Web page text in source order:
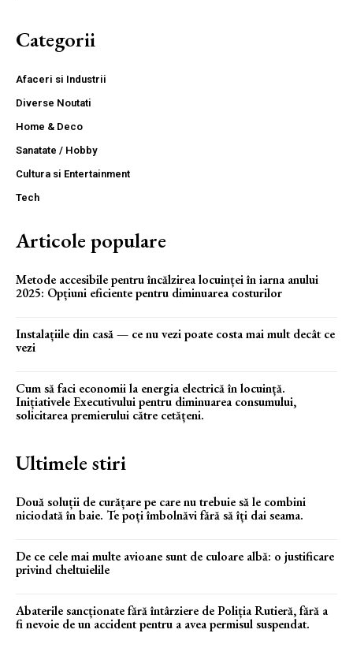
Categorii
Afaceri si Industrii
Diverse Noutati
Home & Deco
Sanatate / Hobby
Cultura si Entertainment
Tech
Articole populare
Metode accesibile pentru încălzirea locuinței în iarna anului
2025: Opțiuni eficiente pentru diminuarea costurilor
Instalațiile din casă — ce nu vezi poate costa mai mult decât ce
vezi
Cum să faci economii la energia electrică în locuință.
Inițiativele Executivului pentru diminuarea consumului,
solicitarea premierului către cetățeni.
Ultimele stiri
Două soluții de curățare pe care nu trebuie să le combini
niciodată în baie. Te poți îmbolnăvi fără să îți dai seama.
De ce cele mai multe avioane sunt de culoare albă: o justificare
privind cheltuielile
Abaterile sancționate fără întârziere de Poliția Rutieră, fără a
fi nevoie de un accident pentru a avea permisul suspendat.